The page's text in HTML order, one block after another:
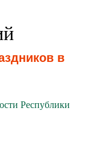
в
Республики